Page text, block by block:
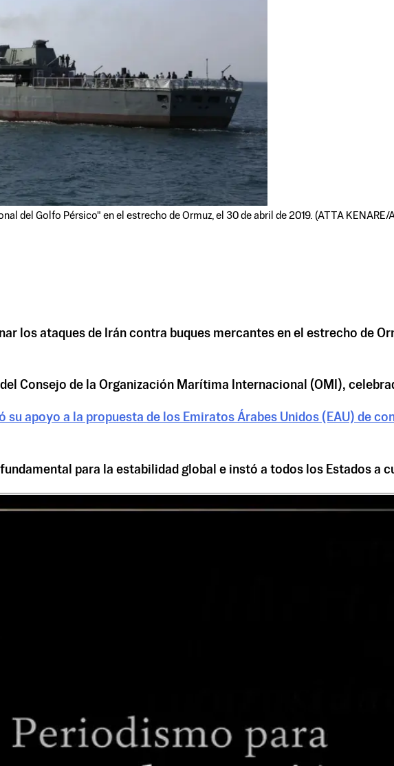
del Golfo Pérsico" en el estrecho de Ormuz, el 30 de abril de 2019. (ATTA KENARE/
los ataques de Irán contra buques mercantes en el estrecho de
Consejo de la Organización Marítima Internacional (OMI),
apoyo a la propuesta de los Emiratos Árabes Unidos (EAU) de
para la estabilidad global e instó a todos los Estados a